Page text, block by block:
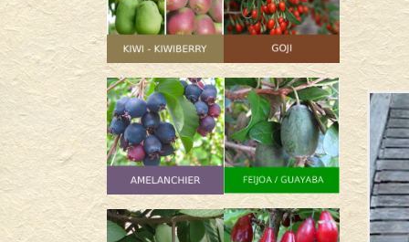
SIN
STOCK